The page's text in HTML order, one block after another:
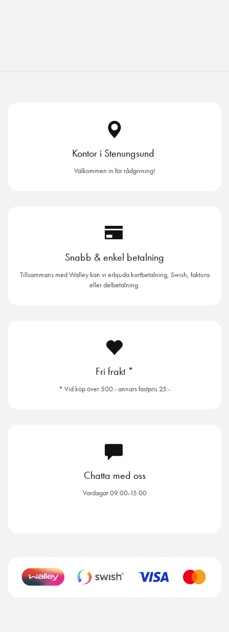
Kontor i Stenungsund
Välkommen in för rådgivning!
Snabb & enkel betalning
Tillsammans med Walley kan vi erbjuda kortbetalning, Swish, faktura
eller delbetalning.
Fri frakt *
* Vid köp över 500:- annars fastpris 25:-
Chatta med oss
Vardagar 09:00-15:00